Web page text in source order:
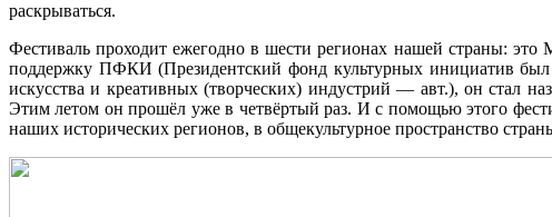
раскрываться.
Фестиваль проходит ежегодно в шести регионах нашей страны:
поддержку ПФКИ (Президентский фонд культурных инициатив был
искусства и креативных (творческих) индустрий — авт.), он стал
Этим летом он прошёл уже в четвёртый раз. И с помощью этого
наших исторических регионов, в общекультурное пространство